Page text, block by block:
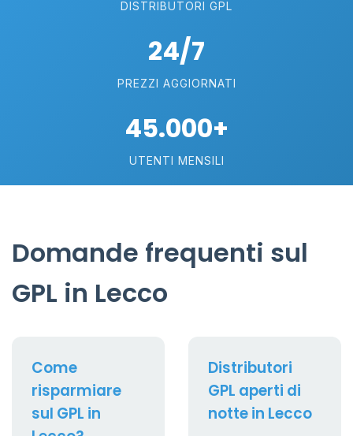
DISTRIBUTORI GPL
24/7
PREZZI AGGIORNATI
45.000+
UTENTI MENSILI
Domande frequenti sul
GPL in Lecco
Come
risparmiare
sul GPL in
Distributori
GPL aperti di
notte in Lecco